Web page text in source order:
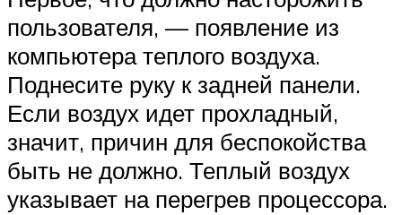
пользователя, — появление из
компьютера теплого воздуха.
Поднесите руку к задней панели.
Если воздух идет прохладный,
значит, причин для беспокойства
быть не должно. Теплый воздух
указывает на перегрев процессора.